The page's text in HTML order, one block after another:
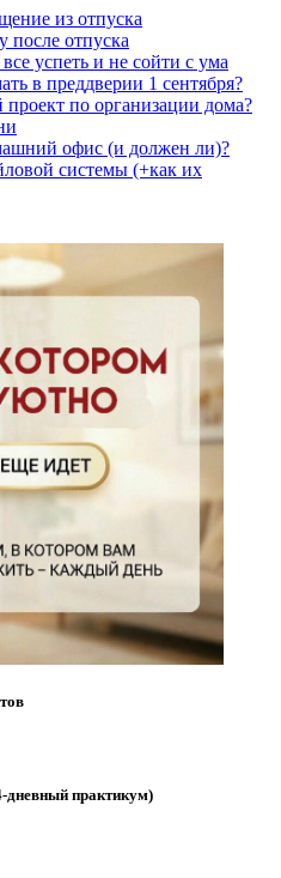
из отпуска
после отпуска
успеть и не сойти с ума
в преддверии 1 сентября?
проект по организации дома?
офис (и должен ли)?
системы (+как их
практикум)